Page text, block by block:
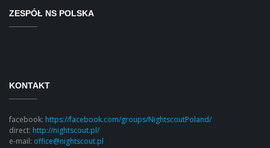
ZESPÓŁ NS POLSKA
KONTAKT
facebook: https://facebook.com/groups/NightscoutPoland/
direct: http://nightscout.pl/
e-mail: office@nightscout.pl